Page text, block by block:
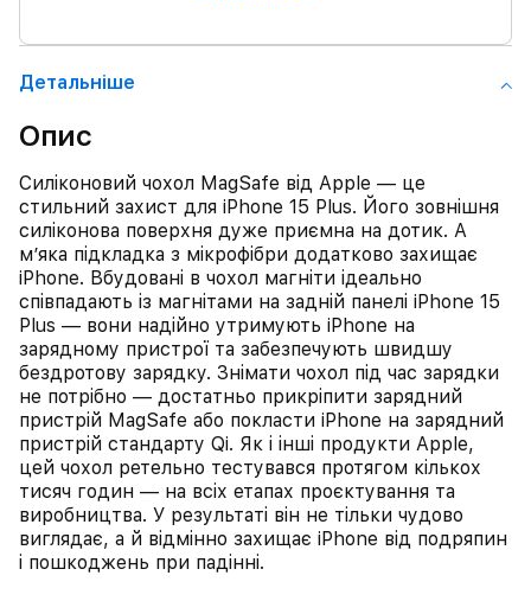
Детальнiше
Опис
Силіконовий чохол MagSafe від Apple — це
стильний захист для iPhone 15 Plus. Його зовнішня
силіконова поверхня дуже приємна на дотик. А
м’яка підкладка з мікрофібри додатково захищає
iPhone. Вбудовані в чохол магніти ідеально
співпадають із магнітами на задній панелі iPhone 15
Plus — вони надійно утримують iPhone на
зарядному пристрої та забезпечують швидшу
бездротову зарядку. Знімати чохол під час зарядки
не потрібно — достатньо прикріпити зарядний
пристрій MagSafe або покласти iPhone на зарядний
пристрій стандарту Qi. Як і інші продукти Apple,
цей чохол ретельно тестувався протягом кількох
тисяч годин — на всіх етапах проєктування та
виробництва. У результаті він не тільки чудово
виглядає, а й відмінно захищає iPhone від подряпин
і пошкоджень при падінні.